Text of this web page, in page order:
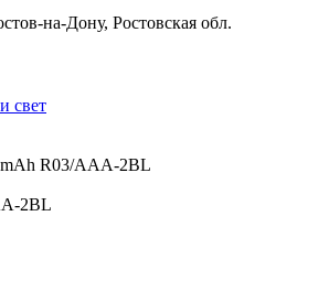
на-Дону, Ростовская обл.
свет
mAh R03/AAA-2BL
2BL